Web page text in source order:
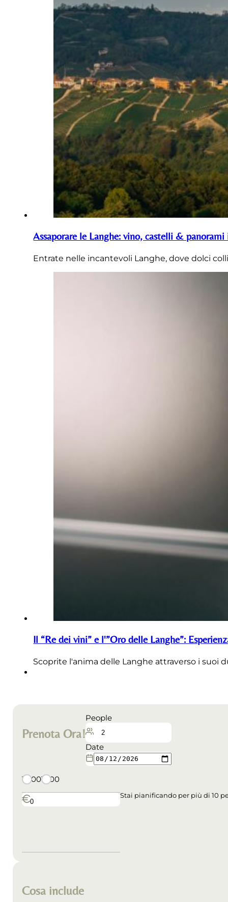
Assaporare le Langhe: vino, castelli &
Entrate nelle incantevoli Langhe, dove dolci
Il “Re dei vini” e l'”Oro delle Langhe”:
Scoprite l'anima delle Langhe attraverso i suoi
Prenota Ora!
People
Date
10:0015:00
Stai pianificando per più di 10
Cosa include